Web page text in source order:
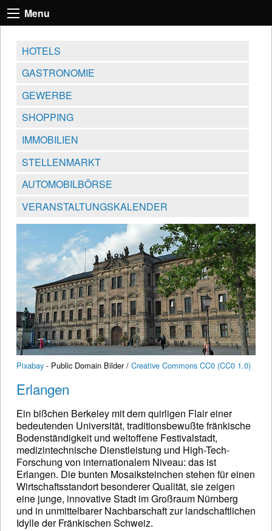
Menu
HOTELS
GASTRONOMIE
GEWERBE
SHOPPING
IMMOBILIEN
STELLENMARKT
AUTOMOBILBÖRSE
VERANSTALTUNGSKALENDER
Pixabay - Public Domain Bilder / Creative Commons CC0 (CC0 1.0)
Erlangen
Ein bißchen Berkeley mit dem quirligen Flair einer
bedeutenden Universität, traditionsbewußte fränkische
Bodenständigkeit und weltoffene Festivalstadt,
medizintechnische Dienstleistung und High-Tech-
Forschung von internationalem Niveau: das ist
Erlangen. Die bunten Mosaiksteinchen stehen für einen
Wirtschaftsstandort besonderer Qualität, sie zeigen
eine junge, innovative Stadt im Großraum Nürnberg
und in unmittelbarer Nachbarschaft zur landschaftlichen
Idylle der Fränkischen Schweiz.